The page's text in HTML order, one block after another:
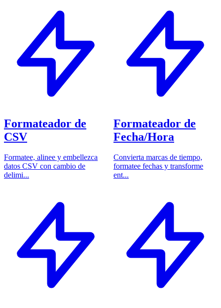
Formateador de
CSV
Formatee, alinee y embellezca
datos CSV con cambio de
delimi...
Formateador de
Fecha/Hora
Convierta marcas de tiempo,
formatee fechas y transforme
ent...